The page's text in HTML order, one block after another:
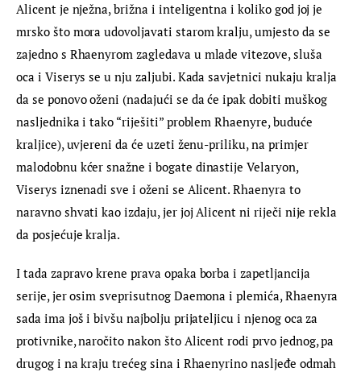
Alicent je nježna, brižna i inteligentna i koliko god joj je
mrsko što mora udovoljavati starom kralju, umjesto da se
zajedno s Rhaenyrom zagledava u mlade vitezove, sluša
oca i Viserys se u nju zaljubi. Kada savjetnici nukaju kralja
da se ponovo oženi (nadajući se da će ipak dobiti muškog
nasljednika i tako “riješiti” problem Rhaenyre, buduće
kraljice), uvjereni da će uzeti ženu-priliku, na primjer
malodobnu kćer snažne i bogate dinastije Velaryon,
Viserys iznenadi sve i oženi se Alicent. Rhaenyra to
naravno shvati kao izdaju, jer joj Alicent ni riječi nije rekla
da posjećuje kralja.
I tada zapravo krene prava opaka borba i zapetljancija
serije, jer osim sveprisutnog Daemona i plemića, Rhaenyra
sada ima još i bivšu najbolju prijateljicu i njenog oca za
protivnike, naročito nakon što Alicent rodi prvo jednog, pa
drugog i na kraju trećeg sina i Rhaenyrino nasljeđe odmah